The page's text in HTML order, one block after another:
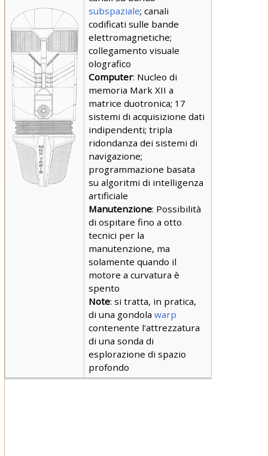
subspaziale; canali
codificati sulle bande
elettromagnetiche;
collegamento visuale
olografico
Computer: Nucleo di
memoria Mark XII a
matrice duotronica; 17
sistemi di acquisizione dati
indipendenti; tripla
ridondanza dei sistemi di
navigazione;
programmazione basata
su algoritmi di intelligenza
artificiale
Manutenzione: Possibilità
di ospitare fino a otto
tecnici per la
manutenzione, ma
solamente quando il
motore a curvatura è
spento
Note: si tratta, in pratica,
di una gondolawarp
contenente l'attrezzatura
di una sonda di
esplorazione di spazio
profondo